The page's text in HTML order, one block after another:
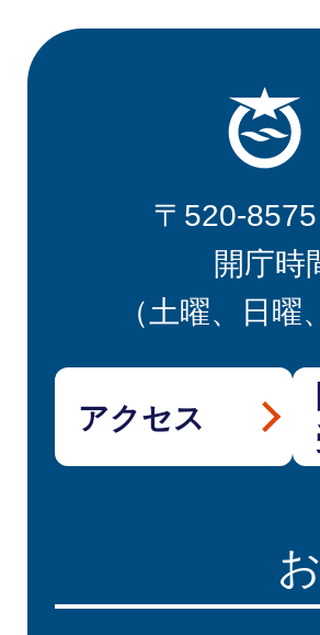
〒520-
開庁時
（土曜、日
アクセス